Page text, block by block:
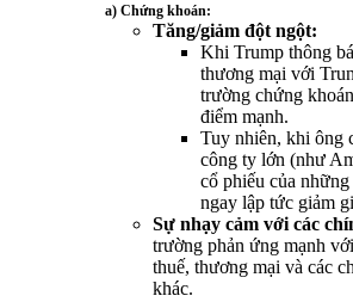
a) Chứng khoán:
Tăng/giảm đột ngột:
Khi Trump thông
thương mại với
trường chứng
điểm mạnh.
Tuy nhiên, khi ông
công ty lớn (như
cổ phiếu của
ngay lập tức giảm
Sự nhạy cảm với các
trường phản ứng mạnh
thuế, thương mại và các
khác.